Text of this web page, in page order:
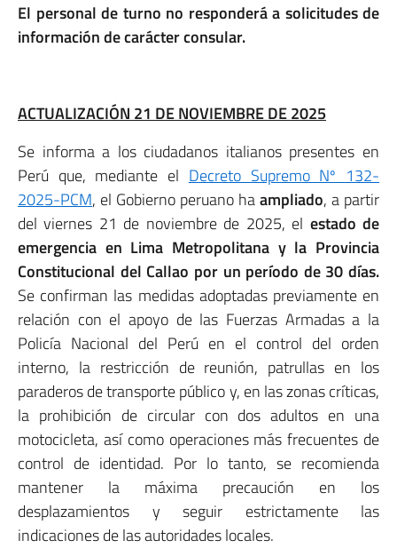
El personal de turno no responderá a solicitudes de
información de carácter consular.
ACTUALIZACIÓN 21 DE NOVIEMBRE DE 2025
Se informa a los ciudadanos italianos presentes en
Perú que, mediante el Decreto Supremo Nº 132-
2025-PCM, el Gobierno peruano haampliado, a partir
del viernes 21 de noviembre de 2025, el estado de
emergencia en Lima Metropolitana y la Provincia
Constitucional del Callao por un período de 30 días.
Se confirman las medidas adoptadas previamente en
relación con el apoyo de las Fuerzas Armadas a la
Policía Nacional del Perú en el control del orden
interno, la restricción de reunión, patrullas en los
paraderos de transporte público y, en las zonas críticas,
la prohibición de circular con dos adultos en una
motocicleta, así como operaciones más frecuentes de
control de identidad. Por lo tanto, se recomienda
mantener la máxima precaución en los
desplazamientos y seguir estrictamente las
indicaciones de las autoridades locales.